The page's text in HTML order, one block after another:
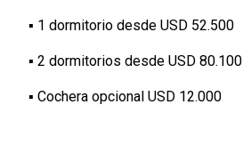
▪️ 1 dormitorio desde USD 52.500
▪️ 2 dormitorios desde USD 80.100
▪️ Cochera opcional USD 12.000